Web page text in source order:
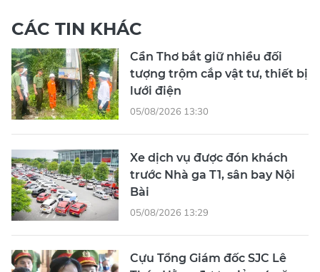
CÁC TIN KHÁC
Cần Thơ bắt giữ nhiều đối
tượng trộm cắp vật tư, thiết bị
lưới điện
05/08/2026 13:30
Xe dịch vụ được đón khách
trước Nhà ga T1, sân bay Nội
Bài
05/08/2026 13:29
Cựu Tổng Giám đốc SJC Lê